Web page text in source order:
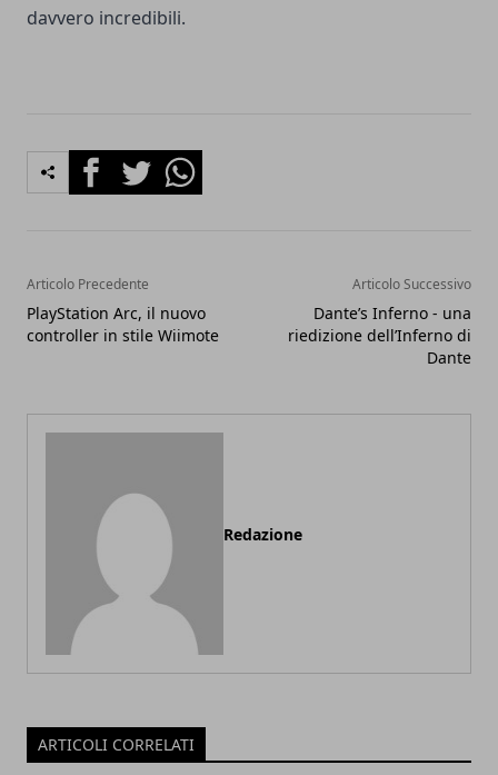
davvero incredibili.
FacebookTwitterWhatsapp
Articolo Precedente
PlayStation Arc, il nuovo
controller in stile Wiimote
Articolo Successivo
Dante’s Inferno - una
riedizione dell’Inferno di
Dante
Redazione
ARTICOLI CORRELATI